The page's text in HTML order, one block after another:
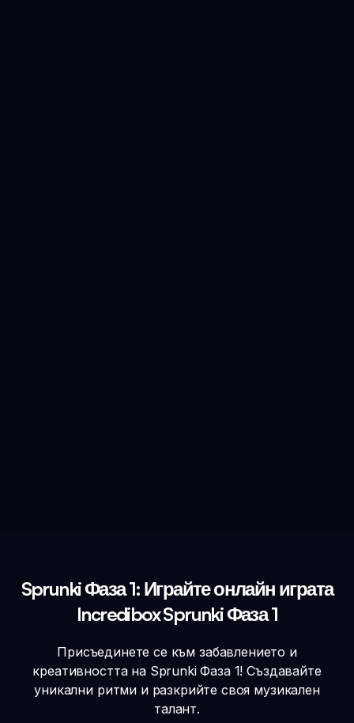
Sprunki Фаза 1: Играйте онлайн играта
Incredibox Sprunki Фаза 1
Присъединете се към забавлението и
креативността на Sprunki Фаза 1! Създавайте
уникални ритми и разкрийте своя музикален
талант.